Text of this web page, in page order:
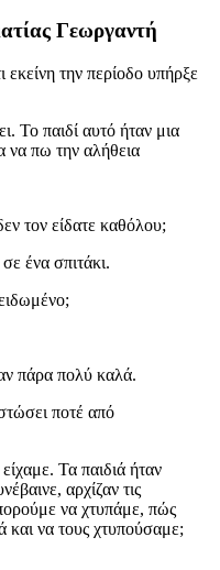
Γεωργαντή
εκείνη την περίοδο υπήρξε
Το παιδί αυτό ήταν μια
να πω την αλήθεια
τον είδατε καθόλου;
ένα σπιτάκι.
πάρα πολύ καλά.
ποτέ από
Τα παιδιά ήταν
αρχίζαν τις
να χτυπάμε, πώς
και να τους χτυπούσαμε;